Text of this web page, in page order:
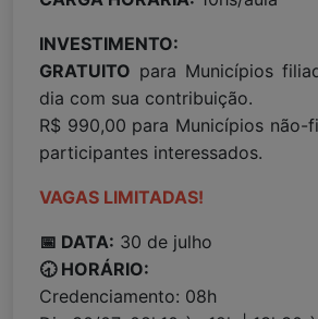
INVESTIMENTO:
GRATUITO para Municípios
dia com sua contribuição.
R$ 990,00 para Municípios não-
participantes interessados.
VAGAS LIMITADAS!
📅 DATA: 30 de julho
🕣 HORÁRIO:
Credenciamento: 08h